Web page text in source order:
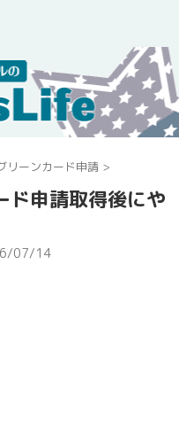
リーンカード申請 >
ド申請取得後にや
07/14